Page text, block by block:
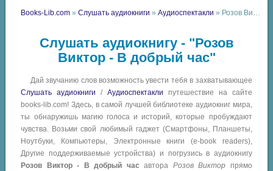
Books-Lib.com »Слушать аудиокниги »Аудиоспектакли » Розов Виктор - В добрый час
Слушать аудиокнигу - "Розов
Виктор - В добрый час"
Дай звучанию слов возможность увести тебя в захватывающее
Слушать аудиокниги /Аудиоспектакли путешествие на сайте
books-lib.com! Здесь, в самой лучшей библиотеке аудиокниг мира,
ты обнаружишь магию голоса и историй, которые пробуждают
чувства. Возьми свой любимый гаджет (Смартфоны, Планшеты,
Ноутбуки, Компьютеры, Электронные книги (e-book readers),
Другие поддерживаемые устройства) и погрузись в аудиокнигу
Розов Виктор - В добрый час автора Розов Виктор прямо